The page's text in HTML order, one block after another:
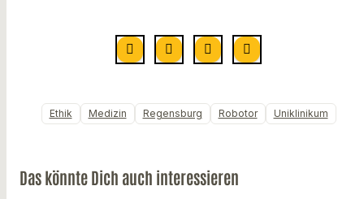
Ethik Medizin Regensburg Robotor Uniklinikum
Das könnte Dich auch interessieren